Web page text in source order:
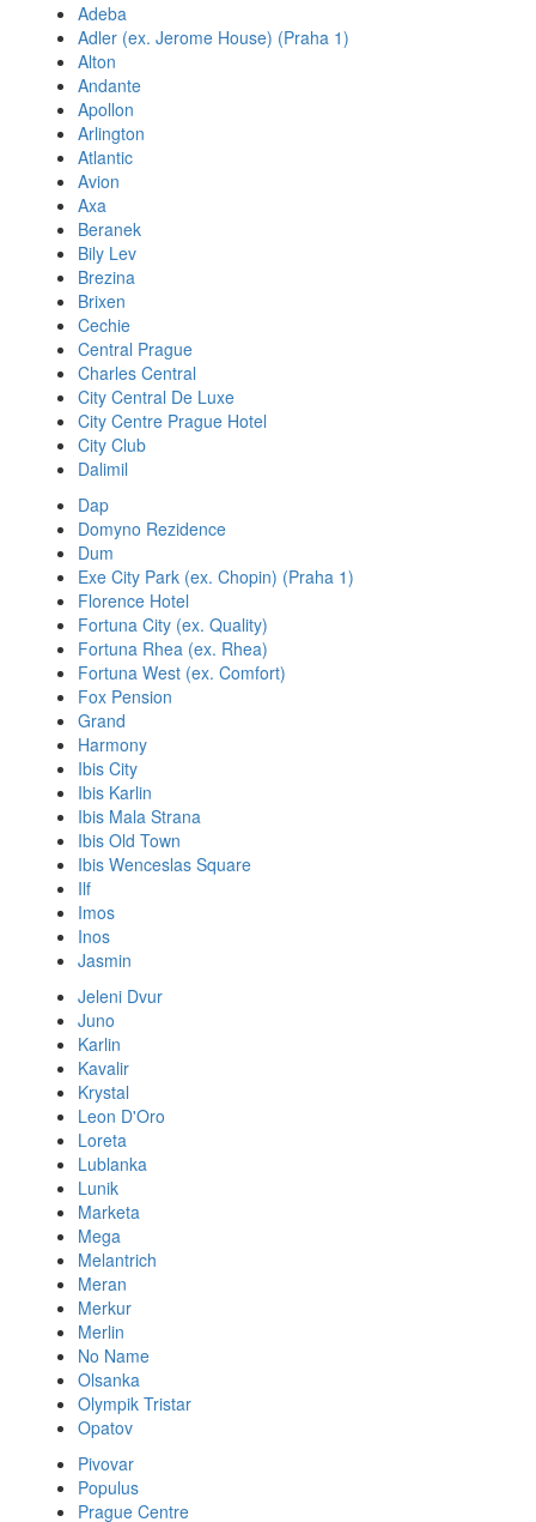
Adeba
Adler (ex. Jerome House) (Praha 1)
Alton
Andante
Apollon
Arlington
Atlantic
Avion
Axa
Beranek
Bily Lev
Brezina
Brixen
Cechie
Central Prague
Charles Central
City Central De Luxe
City Centre Prague Hotel
City Club
Dalimil
Dap
Domyno Rezidence
Dum
Exe City Park (ex. Chopin) (Praha 1)
Florence Hotel
Fortuna City (ex. Quality)
Fortuna Rhea (ex. Rhea)
Fortuna West (ex. Comfort)
Fox Pension
Grand
Harmony
Ibis City
Ibis Karlin
Ibis Mala Strana
Ibis Old Town
Ibis Wenceslas Square
Ilf
Imos
Inos
Jasmin
Jeleni Dvur
Juno
Karlin
Kavalir
Krystal
Leon D'Oro
Loreta
Lublanka
Lunik
Marketa
Mega
Melantrich
Meran
Merkur
Merlin
No Name
Olsanka
Olympik Tristar
Opatov
Pivovar
Populus
Prague Centre